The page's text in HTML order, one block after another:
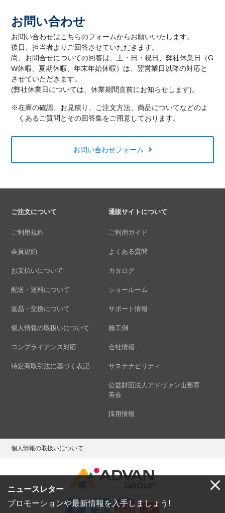
ニュースレター
プロモーションや最新情報を入手しましょう!
お問い合わせ
お問い合わせはこちらのフォームからお願いいたします。
後日、担当者よりご回答させていただきます。
尚、お問合せについての回答は、土・日・祝日、弊社休業日（G
W休暇、夏期休暇、年末年始休暇）は、翌営業日以降の対応と
させていただきます。
(弊社休業日については、休業期間直前にお知らせします)。
※在庫の確認、お見積り、ご注文方法、商品についてなどのよ
くあるご質問とその回答集をご用意しております。
お問い合わせフォーム
ご注文について
ご利用規約
会員規約
お支払いについて
配送・送料について
返品・交換について
個人情報の取扱いについて
コンプライアンス対応
特定商取引法に基づく表記
通販サイトについて
ご利用ガイド
よくある質問
カタログ
ショールーム
サポート情報
施工例
会社情報
サステナビリティ
公益財団法人アドヴァン山形育
英会
採用情報
個人情報の取扱いについて